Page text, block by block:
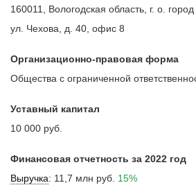
160011, Вологодская область, г. о. город
ул. Чехова, д. 40, офис 8
Организационно-правовая форма
Общества с ограниченной
Уставный капитал
10 000 руб.
Финансовая отчетность за 2022 год
Выручка: 11,7 млн руб. 15%